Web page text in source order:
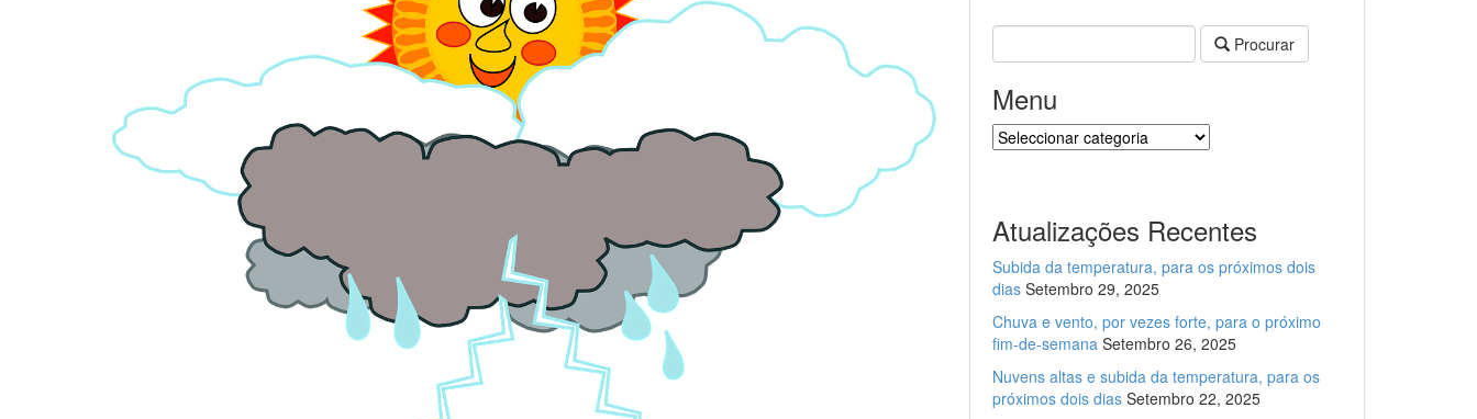
Procurar
Menu
Menu
Atualizações Recentes
Subida da temperatura, para os próximos dois
dias Setembro 29, 2025
Chuva e vento, por vezes forte, para o próximo
fim-de-semana Setembro 26, 2025
Nuvens altas e subida da temperatura, para os
próximos dois dias Setembro 22, 2025